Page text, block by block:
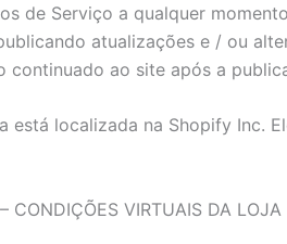
de Serviço a qualquer
atualizações e / ou
continuado ao site após a
está localizada na Shopify Inc.
CONDIÇÕES VIRTUAIS DA LOJA